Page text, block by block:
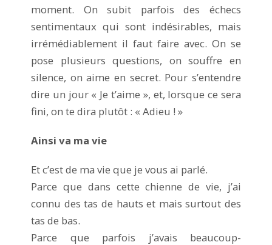
moment. On subit parfois des échecs
sentimentaux qui sont indésirables, mais
irrémédiablement il faut faire avec. On se
pose plusieurs questions, on souffre en
silence, on aime en secret. Pour s’entendre
dire un jour « Je t’aime », et, lorsque ce sera
fini, on te dira plutôt : « Adieu ! »
Ainsi va ma vie
Et c’est de ma vie que je vous ai parlé.
Parce que dans cette chienne de vie, j’ai
connu des tas de hauts et mais surtout des
tas de bas.
Parce que parfois j’avais beaucoup-